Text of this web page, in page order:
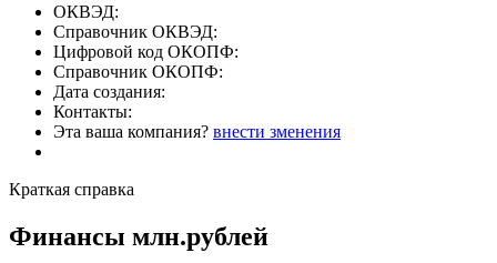
ОКВЭД:
Справочник ОКВЭД:
Цифровой код ОКОПФ:
Справочник ОКОПФ:
Дата создания:
Контакты:
Эта ваша компания? внести зменения
Краткая справка
Финансы млн.рублей